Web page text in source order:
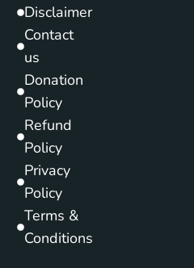
Disclaimer
Contact
us
Donation
Policy
Refund
Policy
Privacy
Policy
Terms &
Conditions